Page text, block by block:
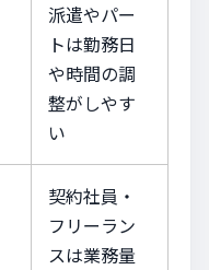
派遣やパー
トは勤務日
や時間の調
整がしやす
い
契約社員・
フリーラン
スは業務量